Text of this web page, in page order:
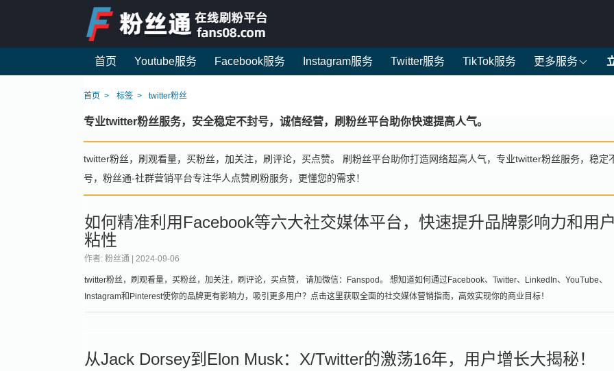
首页 Youtube服务 Facebook服务 Instagram服务 Twitter服务 TikTok服务 更多服务
首页 标签 twitter粉丝
专业twitter粉丝服务，安全稳定不封号，诚信经营，刷粉丝平台助你快速提高人气。
twitter粉丝，刷观看量，买粉丝，加关注，刷评论，买点赞。 刷粉丝平台助你打造网络超高人气，专业twitter粉丝服务，稳定
号，粉丝通-社群营销平台专注华人点赞刷粉服务，更懂您的需求！
如何精准利用Facebook等六大社交媒体平台，快速提升品牌影响力和用户
粘性
作者: 粉丝通 | 2024-09-06
twitter粉丝，刷观看量，买粉丝，加关注，刷评论，买点赞， 请加微信：Fanspod。 想知道如何通过Facebook、Twitter、LinkedIn、YouTube、
Instagram和Pinterest使你的品牌更有影响力，吸引更多用户？点击这里获取全面的社交媒体营销指南，高效实现你的商业目标！
从Jack Dorsey到Elon Musk：X/Twitter的激荡16年，用户增长大揭秘！